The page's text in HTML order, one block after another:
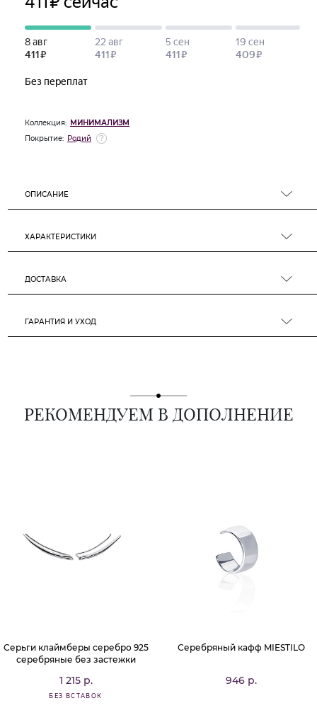
Коллекция: МИНИМАЛИЗМ
Покрытие: Родий
ОПИСАНИЕ
ХАРАКТЕРИСТИКИ
ДОСТАВКА
ГАРАНТИЯ И УХОД
РЕКОМЕНДУЕМ В ДОПОЛНЕНИЕ
Серьги клаймберы серебро 925
серебряные без застежки
1 215 р.
БЕЗ ВСТАВОК
Серебряный кафф MIESTILO
946 р.